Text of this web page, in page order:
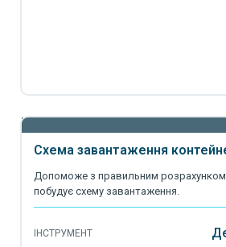
Схема завантаження
Допоможе з правильним розрахунком
побудує схему завантаження.
ІНСТРУМЕНТ